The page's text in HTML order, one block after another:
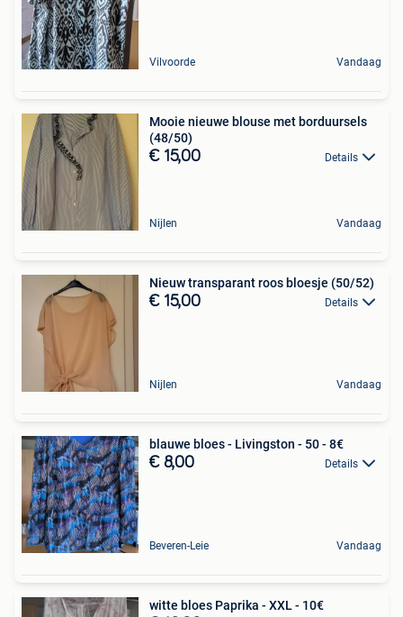
Vilvoorde Vandaag
Mooie nieuwe blouse met borduursels
(48/50)
€ 15,00 Details
Nijlen Vandaag
Nieuw transparant roos bloesje (50/52)
€ 15,00 Details
Nijlen Vandaag
blauwe bloes - Livingston - 50 - 8€
€ 8,00 Details
Beveren-Leie Vandaag
witte bloes Paprika - XXL - 10€